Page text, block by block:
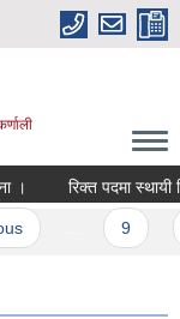
रिक्त पदमा स्थायी